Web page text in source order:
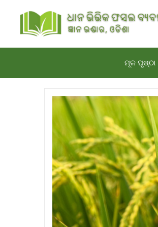
content
ମୂଳ ପୃଷ୍ଠା